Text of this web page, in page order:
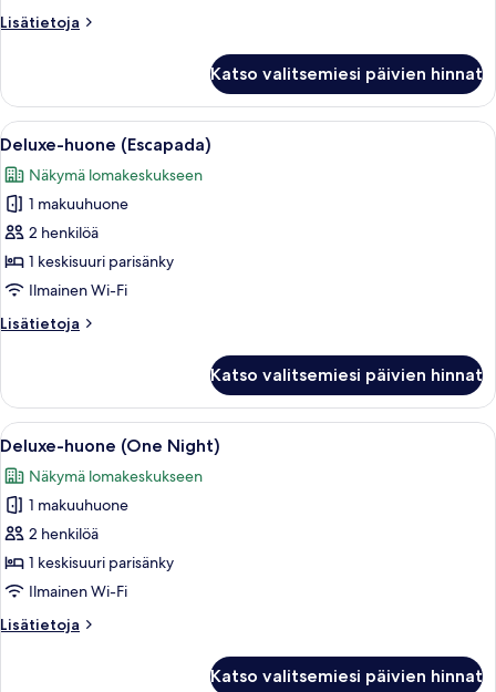
Lisätietoja
Lisätietoja
(Single
Use)
Katso valitsemiesi päivien hinnat
Avaa
kaikki
huonetyypin
Deluxe-
huone
(Escapada)
kuvat
Moderni hotellihuone, jossa on suuri
7
Deluxe-huone (Escapada)
Näkymä lomakeskukseen
1 makuuhuone
2 henkilöä
1 keskisuuri parisänky
Ilmainen Wi-Fi
Lisätietoja
Lisätietoja
(Escapada)
Katso valitsemiesi päivien hinnat
Avaa
kaikki
huonetyypin
Deluxe-
huone
(One
Night)
Moderni hotellihuone, jossa on suuri
7
Deluxe-huone (One Night)
Näkymä lomakeskukseen
1 makuuhuone
2 henkilöä
1 keskisuuri parisänky
Ilmainen Wi-Fi
Lisätietoja
Lisätietoja
Katso valitsemiesi päivien hinnat